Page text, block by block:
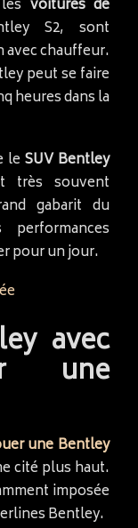
voitures de
S2, sont
avec chauffeur.
peut se faire
heures dans la
leSUV Bentley
très souvent
gabarit du
pour un jour.
avec
une
une Bentley
cité plus haut.
imposée
Bentley.